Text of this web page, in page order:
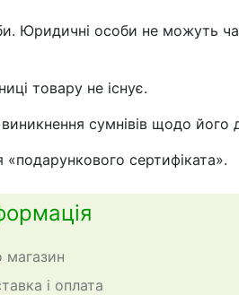
Юридичні особи не можуть
товару не існує.
сумнівів щодо його
сертифіката».
магазин
і оплата